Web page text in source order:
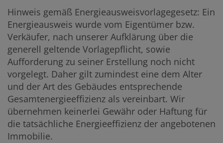
Hinweis gemäß Energieausweisvorlagegesetz: Ein
Energieausweis wurde vom Eigentümer bzw.
Verkäufer, nach unserer Aufklärung über die
generell geltende Vorlagepflicht, sowie
Aufforderung zu seiner Erstellung noch nicht
vorgelegt. Daher gilt zumindest eine dem Alter
und der Art des Gebäudes entsprechende
Gesamtenergieeffizienz als vereinbart. Wir
übernehmen keinerlei Gewähr oder Haftung für
die tatsächliche Energieeffizienz der angebotenen
Immobilie.